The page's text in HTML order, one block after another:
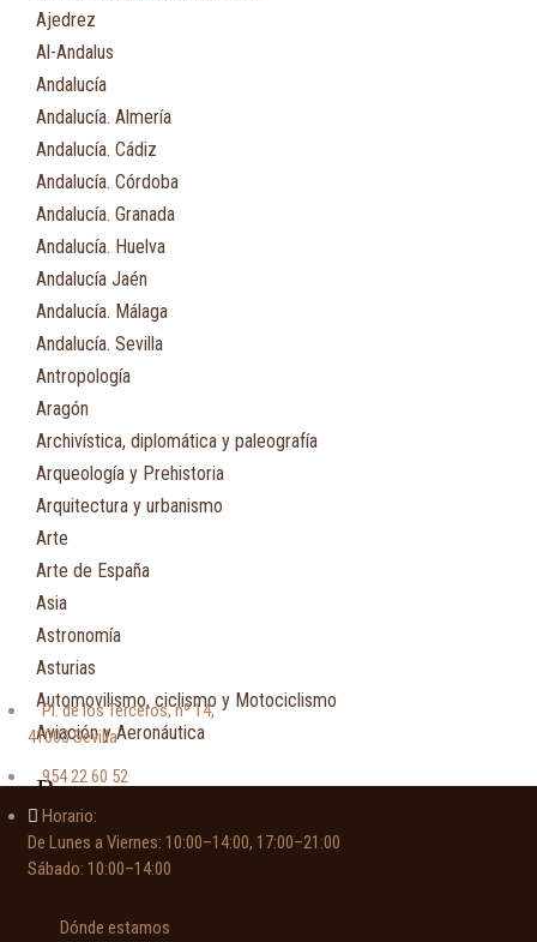
Ajedrez
Al-Andalus
Andalucía
Andalucía. Almería
Andalucía. Cádiz
Andalucía. Córdoba
Andalucía. Granada
Andalucía. Huelva
Andalucía Jaén
Andalucía. Málaga
Andalucía. Sevilla
Antropología
Aragón
Archivística, diplomática y paleografía
Arqueología y Prehistoria
Arquitectura y urbanismo
Arte
Arte de España
Asia
Astronomía
Asturias
Automovilismo, ciclismo y Motociclismo
Aviación y Aeronáutica
B
Bibliografía
Biografía
Pl. de los Terceros, nº 14,
41003 Sevilla
954 22 60 52
Horario:
De Lunes a Viernes: 10:00–14:00, 17:00–21:00
Sábado: 10:00–14:00
Dónde estamos